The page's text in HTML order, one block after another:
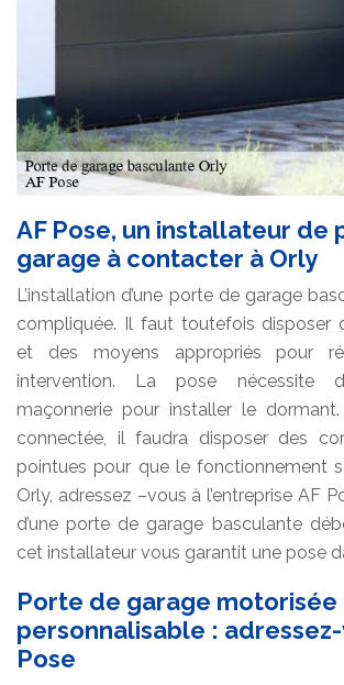
AF Pose, un installateur de
garage à contacter à Orly
L’installation d’une porte de garage
compliquée. Il faut toutefois disposer
et des moyens appropriés pour
intervention. La pose nécessite
maçonnerie pour installer le
connectée, il faudra disposer des
pointues pour que le fonctionnement
Orly, adressez –vous à l’entreprise AF
d’une porte de garage basculante
cet installateur vous garantit une pose
Porte de garage motorisée
personnalisable : adressez-
Pose